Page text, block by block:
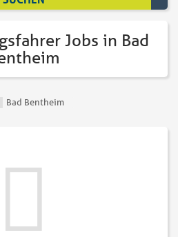
Jobs in Bad
Bad Bentheim